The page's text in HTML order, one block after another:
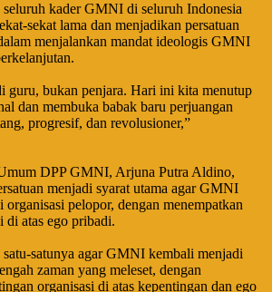
kader GMNI di seluruh Indonesia
sekat lama dan menjadikan persatuan
menjalankan mandat ideologis GMNI
guru, bukan penjara. Hari ini kita menutup
dan membuka babak baru perjuangan
progresif, dan revolusioner,”
DPP GMNI, Arjuna Putra Aldino,
menjadi syarat utama agar GMNI
organisasi pelopor, dengan menempatkan
di atas ego pribadi.
satu-satunya agar GMNI kembali menjadi
zaman yang meleset, dengan
organisasi di atas kepentingan dan ego